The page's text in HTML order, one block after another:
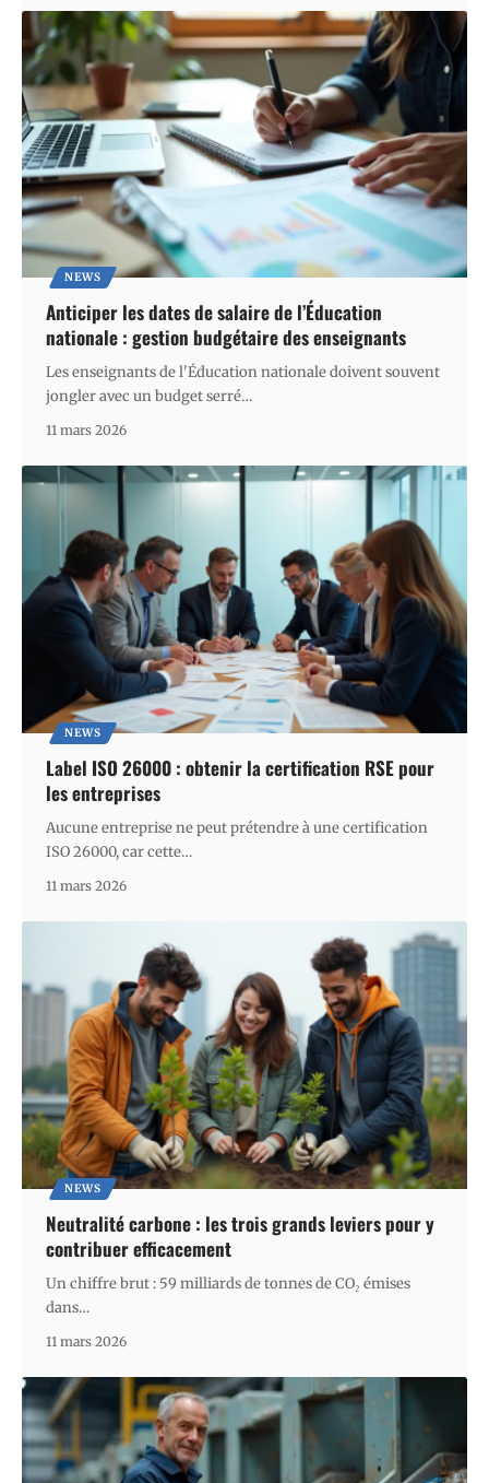
NEWS
Anticiper les dates de salaire de l’Éducation
nationale : gestion budgétaire des enseignants
Les enseignants de l'Éducation nationale doivent souvent
jongler avec un budget serré…
11 mars 2026
NEWS
Label ISO 26000 : obtenir la certification RSE pour
les entreprises
Aucune entreprise ne peut prétendre à une certification
ISO 26000, car cette…
11 mars 2026
NEWS
Neutralité carbone : les trois grands leviers pour y
contribuer efficacement
Un chiffre brut : 59 milliards de tonnes de CO₂ émises
dans…
11 mars 2026